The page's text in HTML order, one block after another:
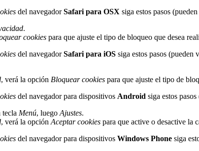
del navegadorSafari para OSX siga estos pasos
.
cookies para que ajuste el tipo de bloqueo que desea
del navegadorSafari para iOS siga estos pasos
, verá la opción Bloquear cookies para que ajuste el tipo de
del navegador para dispositivos Android siga estos
tecla Menú, luegoAjustes.
, verá la opciónAceptar cookies para que active o desactive la
del navegador para dispositivos Windows Phone siga